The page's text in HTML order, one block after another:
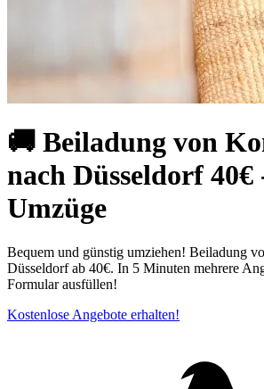
🚚 Beiladung von
nach Düsseldorf 40€
Umzüge
Bequem und günstig umziehen! Beiladung
Düsseldorf ab 40€. In 5 Minuten mehrere
Formular ausfüllen!
Kostenlose Angebote erhalten!